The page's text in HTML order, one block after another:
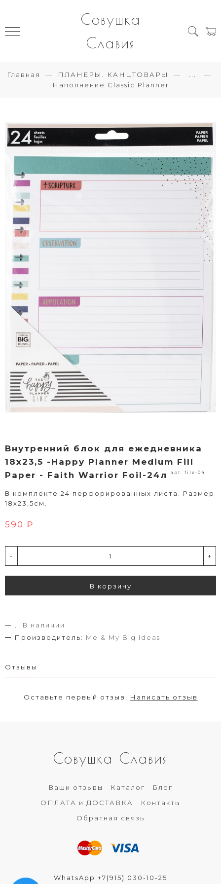
Совушка
Славия
Главная ПЛАНЕРЫ. КАНЦТОВАРЫ
Наполнение Classic Planner
Внутренний блок для ежедневника
18х23,5 -Happy Planner Medium Fill
Paper - Faith Warrior Foil-24л
арт. filx-04
В комплекте 24 перфорированных листа. Размер
18х23,5см.
590 ₽
- +
В корзину
.:
В наличии
Производитель: Me & My Big Ideas
Отзывы
Оставьте первый отзыв! Написать отзыв
Совушка Славия
Ваши отзывы Каталог
Блог
ОПЛАТА и ДОСТАВКА
Контакты
Обратная связь
WhatsApp +7(915) 030-10-25